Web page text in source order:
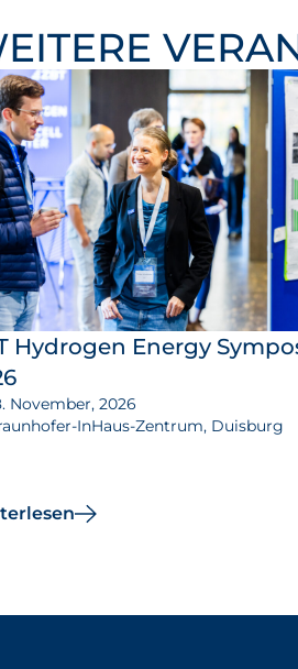
Hydrogen Energy
November, 2026
InHaus-Zentrum, Duisburg